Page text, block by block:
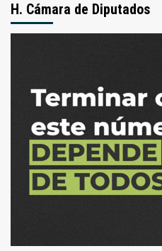
H. Cámara de Diputados